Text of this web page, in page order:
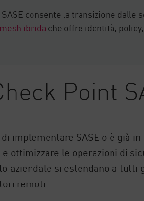
consente la transizione dalle
ibrida che offre identità,
Point
implementare SASE o è già
ottimizzare le operazioni di
aziendale si estendano a
remoti.